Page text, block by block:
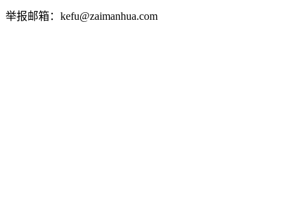
举报邮箱：kefu@zaimanhua.com